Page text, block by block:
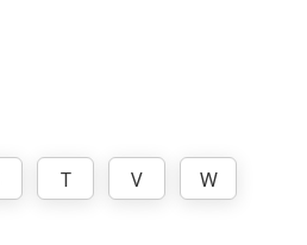
T V
W